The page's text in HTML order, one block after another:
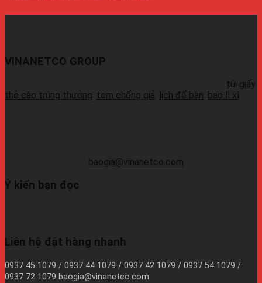
VINANETCO GROUP
túi giấy
thẻ cào trúng thưởng tem chống giả lịch để bàn bao lì xì
baogia@vinanetco.com
Ý kiến bạn đọc
Liên hệ đặt hàng nhanh
0937 45 1079 / 0937 44 1079 / 0937 42 1079 / 0937 54 1079 /
0937 72 1079 baogia@vinanetco.com